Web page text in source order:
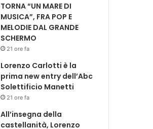
TORNA “UN MARE DI
MUSICA”, FRA POP E
MELODIE DAL GRANDE
SCHERMO
21 ore fa
Lorenzo Carlotti è la
prima new entry dell’Abc
Solettificio Manetti
21 ore fa
All’insegna della
castellanità, Lorenzo